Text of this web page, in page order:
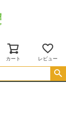
カート レビュー